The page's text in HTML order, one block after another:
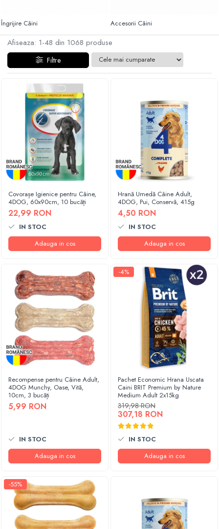
Îngrijire Câini Accesorii Câini
Afiseaza: 1-48 din 1068 produse
Filtre
Covorașe Igienice pentru Câine,
4DOG, 60x90cm, 10 bucăți
22,99 RON
IN STOC
Adauga in cos
Hrană Umedă Câine Adult,
4DOG, Pui, Conservă, 415g
4,50 RON
IN STOC
Adauga in cos
Recompense pentru Câine Adult,
4DOG Munchy, Oase, Vită,
10cm, 3 bucăți
5,99 RON
IN STOC
Adauga in cos
-4%
Pachet Economic Hrana Uscata
Caini BRIT Premium by Nature
Medium Adult 2x15kg
319,98 RON
307,18 RON
IN STOC
Adauga in cos
-55%